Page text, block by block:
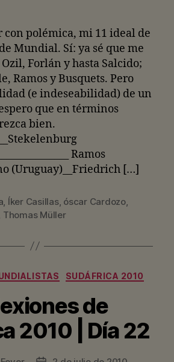
entrada
con polémica, mi 11 ideal de
Mundial. Sí: ya sé que me
Forlán y hasta Salcido;
Ramos y Busquets. Pero
(e indeseabilidad) de un
que en términos
bien.
Ramos
(Uruguay)__Friedrich […]
Íker Casillas, óscar Cardozo,
Thomas Müller
CategoríasSUDÁFRICA 2010
de
2010 | Día 22